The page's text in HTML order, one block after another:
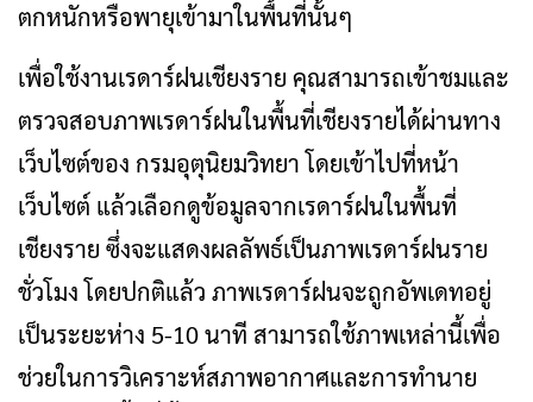
ตกหนักหรือพายุเข้ามาในพื้นที่นั้นๆ
เพื่อใช้งานเรดาร์ฝนเชียงราย คุณสามารถเข้าชมและ
ตรวจสอบภาพเรดาร์ฝนในพื้นที่เชียงรายได้ผ่านทาง
เว็บไซต์ของ กรมอุตุนิยมวิทยา โดยเข้าไปที่หน้า
เว็บไซต์ แล้วเลือกดูข้อมูลจากเรดาร์ฝนในพื้นที่
เชียงราย ซึ่งจะแสดงผลลัพธ์เป็นภาพเรดาร์ฝนราย
ชั่วโมง โดยปกติแล้ว ภาพเรดาร์ฝนจะถูกอัพเดทอยู่
เป็นระยะห่าง 5-10 นาที สามารถใช้ภาพเหล่านี้เพื่อ
ช่วยในการวิเคราะห์สภาพอากาศและการทำนาย